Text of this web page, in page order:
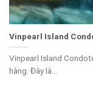
Vinpearl Island
Vinpearl Island
hàng. Đây là...